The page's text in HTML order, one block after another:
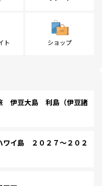
ト ショップ
伊豆大島 利島（伊豆諸
イ島 ２０２７～２０２